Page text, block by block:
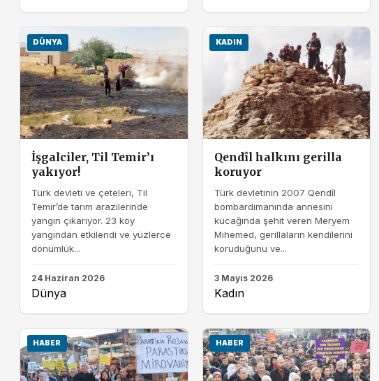
DÜNYA
İşgalciler, Til Temir’ı
yakıyor!
Türk devleti ve çeteleri, Til
Temir’de tarım arazilerinde
yangın çıkarıyor. 23 köy
yangından etkilendi ve yüzlerce
dönümlük...
24 Haziran 2026
Dünya
KADIN
Qendîl halkını gerilla
koruyor
Türk devletinin 2007 Qendîl
bombardımanında annesini
kucağında şehit veren Meryem
Mihemed, gerillaların kendilerini
koruduğunu ve...
3 Mayıs 2026
Kadın
HABER HABER